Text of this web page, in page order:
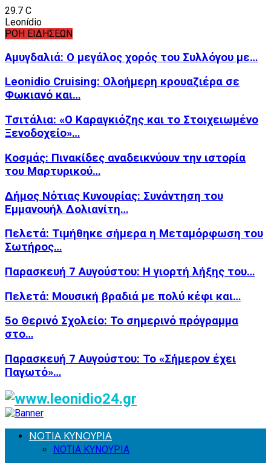
29.7 C
Leonídio
ΡΟΗ ΕΙΔΗΣΕΩΝ
Αμυγδαλιά: Ο μεγάλος χορός του Συλλόγου με…
Leonidio Cruising: Ολοήμερη κρουαζιέρα σε
Φωκιανό και…
Τσιτάλια: «Ο Καραγκιόζης και το Στοιχειωμένο
Ξενοδοχείο»…
Κοσμάς: Πινακίδες αναδεικνύουν την ιστορία
του Μαρτυρικού…
Δήμος Νότιας Κυνουρίας: Συνάντηση του
Εμμανουήλ Δολιανίτη…
Πελετά: Τιμήθηκε σήμερα η Μεταμόρφωση του
Σωτήρος…
Παρασκευή 7 Αυγούστου: Η γιορτή λήξης του…
Πελετά: Μουσική βραδιά με πολύ κέφι και…
5ο Θερινό Σχολείο: Το σημερινό πρόγραμμα
στο…
Παρασκευή 7 Αυγούστου: Το «Σήμερον έχει
Παγωτό»…
ΝΟΤΙΑ ΚΥΝΟΥΡΙΑ
ΝΟΤΙΑ ΚΥΝΟΥΡΙΑ